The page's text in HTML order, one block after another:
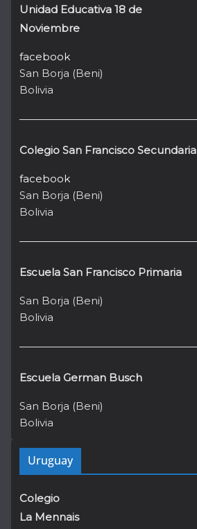
Unidad Educativa 18 de
Noviembre
facebook
San Borja (Beni)
Bolivia
Colegio San Francisco Secundaria
facebook
San Borja (Beni)
Bolivia
Escuela San Francisco Primaria
San Borja (Beni)
Bolivia
Escuela German Busch
San Borja (Beni)
Bolivia
Uruguay
Colegio
La Mennais